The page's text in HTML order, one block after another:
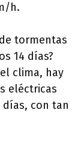
h.
tormentas
14 días?
clima, hay
eléctricas
con tan